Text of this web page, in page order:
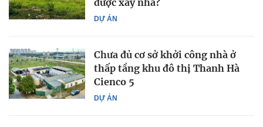
DỰ ÁN
DỰ ÁN
Chưa đủ cơ sở khởi công nhà ở
thấp tầng khu đô thị Thanh Hà
Cienco 5